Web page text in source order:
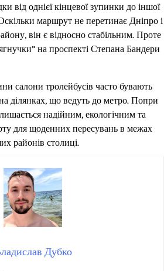
від однієї кінцевої зупинки до іншої
маршрут не перетинає Дніпро і
він є відносно стабільним. Проте
на проспекті Степана Бандери
салони тролейбусів часто бувають
ділянках, що ведуть до метро. Попри
надійним, екологічним та
для щоденних пересувань в межах
районів столиці.
Дубко